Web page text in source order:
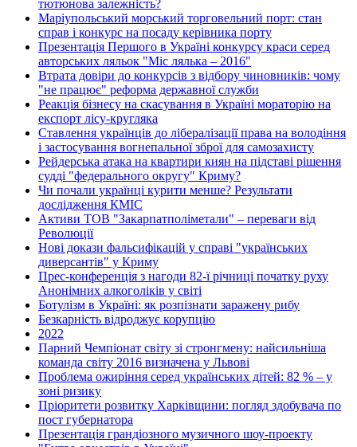
тютюнова залежність?
Маріупольський морський торговельний порт: стан
справ і конкурс на посаду керівника порту
Презентація Першого в Україні конкурсу краси серед
авторських ляльок "Міс лялька – 2016"
Втрата довіри до конкурсів з відбору чиновників: чому
"не працює" реформа державної служби
Реакція бізнесу на скасування в Україні мораторію на
експорт лісу-кругляка
Ставлення українців до лібералізації права на володіння
і застосування вогнепальної зброї для самозахисту
Рейдерська атака на квартири киян на підставі рішення
судді "федерального округу" Криму?
Чи почали українці курити менше? Результати
дослідження КМІС
Активи ТОВ "Закарпатполіметали" – переваги від
Революції
Нові докази фальсифікацій у справі "українських
диверсантів" у Криму
Прес-конференція з нагоди 82-ї річниці початку руху
Анонімних алкоголіків у світі
Ботулізм в Україні: як розпізнати заражену рибу
Безкарність відроджує корупцію
2022
Парний Чемпіонат світу зі стронгмену: найсильніша
команда світу 2016 визначена у Львові
Проблема ожиріння серед українських дітей: 82 % – у
зоні ризику
Пріоритети розвитку Харківщини: погляд здобувача по
пост губернатора
Презентація грандіозного музичного шоу-проекту